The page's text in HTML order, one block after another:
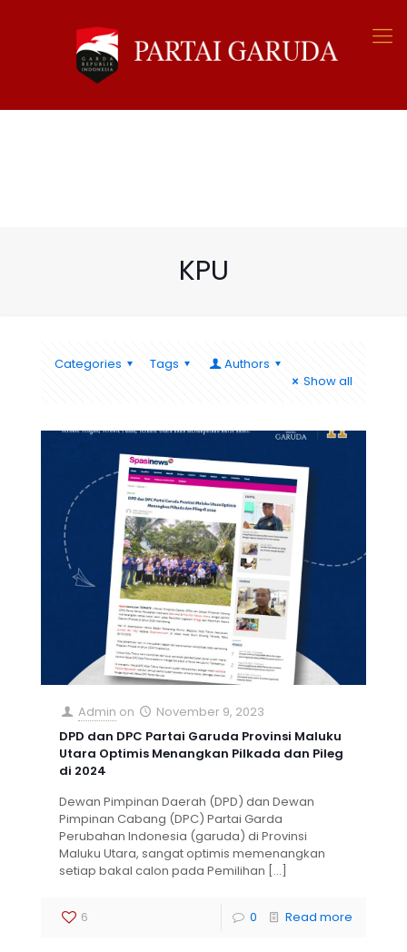
KPU
Categories Tags
Authors
Show all
Admin on
November 9, 2023
DPD dan DPC Partai Garuda Provinsi Maluku
Utara Optimis Menangkan Pilkada dan Pileg
di 2024
Dewan Pimpinan Daerah (DPD) dan Dewan
Pimpinan Cabang (DPC) Partai Garda
Perubahan Indonesia (garuda) di Provinsi
Maluku Utara, sangat optimis memenangkan
setiap bakal calon pada Pemilihan […]
6 0 Read more